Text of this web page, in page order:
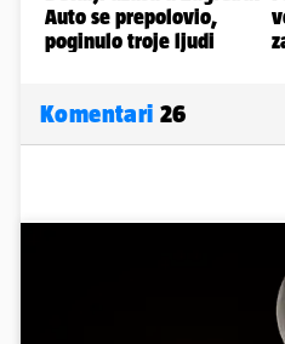
Komentari 26